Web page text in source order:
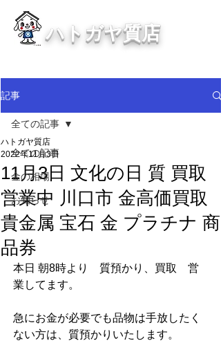
ハトガヤ質店
記事
全ての記事
金の相場
お知らせ
全ての記事
11月3日 文化の日 質 買取
営業中 川口市 金高価買取
貴金属 宝石 金 プラチナ 商
品券
ハトガヤ質店
2022年11月3日
本日 朝8時より　質預かり、買取　営
業してます。
急にお金が必要でも品物は手放したく
ない方は、質預かりいたします。